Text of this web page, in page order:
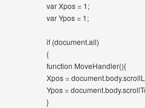
var Xpos = 1;
var Ypos = 1;
if (document.all)
{
function MoveHandler(){
Xpos =
Ypos =
}